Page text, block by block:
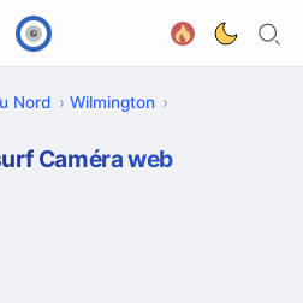
Nord
Wilmington
Caméra web